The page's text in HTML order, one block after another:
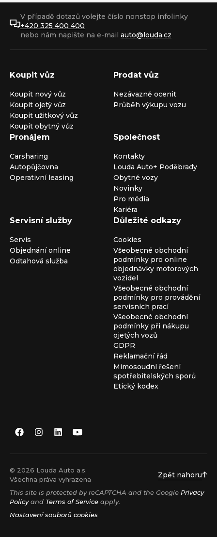
V případě dotazů volejte číslo nonstop infolinky
+420 325 400 400
nebo nám napište na e-mail auto@louda.cz
Koupit vůz
Koupit nový vůz
Koupit ojetý vůz
Koupit užitkový vůz
Koupit obytný vůz
Prodat vůz
Nezávazně ocenit
Průběh výkupu vozu
Pronájem
Carsharing
Autopůjčovna
Operativní leasing
Společnost
Kontakty
Louda Auto+ Poděbrady
Obytné vozy
Novinky
Pro média
Kariéra
Servisní služby
Servis
Objednání online
Odtahová služba
Důležité odkazy
Cookies
Všeobecné obchodní
podmínky pro online
objednávky motorových
vozidel
Všeobecné obchodní
podmínky pro provádění
servisních prací
Všeobecné obchodní
podmínky při nákupu
ojetých vozů
GDPR
Reklamační řád
Mimosoudní řešení
spotřebitelských sporů
Etický kodex
© 2026 Louda Auto a.s.
Všechna práva vyhrazena
Zpět nahoru
This site is protected by reCAPTCHA and the Google Privacy
Policyand Terms of Service apply.
Nastavení souborů cookies